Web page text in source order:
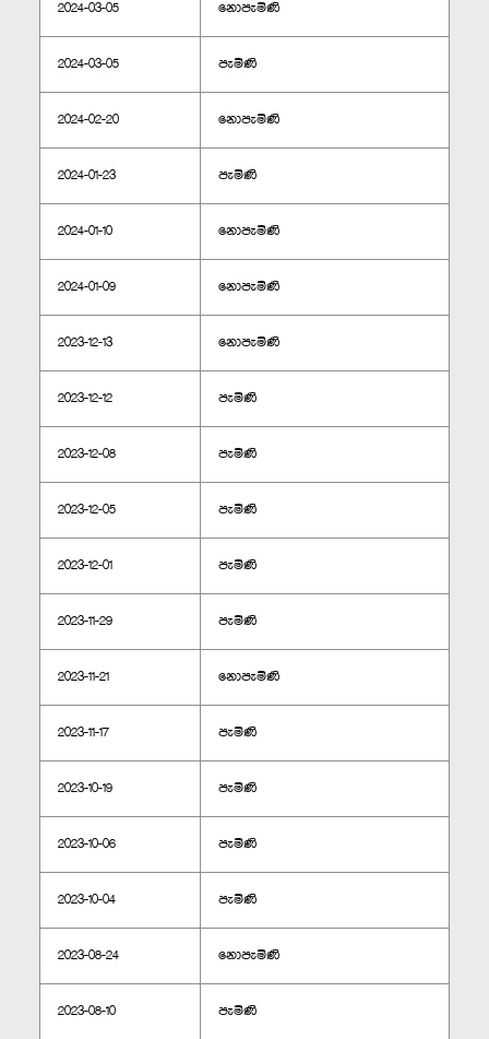
2024-03-05 නොපැමිණි
2024-03-05 පැමිණි
2024-02-20 නොපැමිණි
2024-01-23 පැමිණි
2024-01-10 නොපැමිණි
2024-01-09 නොපැමිණි
2023-12-13 නොපැමිණි
2023-12-12 පැමිණි
2023-12-08 පැමිණි
2023-12-05 පැමිණි
2023-12-01 පැමිණි
2023-11-29 පැමිණි
2023-11-21 නොපැමිණි
2023-11-17 පැමිණි
2023-10-19 පැමිණි
2023-10-06 පැමිණි
2023-10-04 පැමිණි
2023-08-24 නොපැමිණි
2023-08-10 පැමිණි